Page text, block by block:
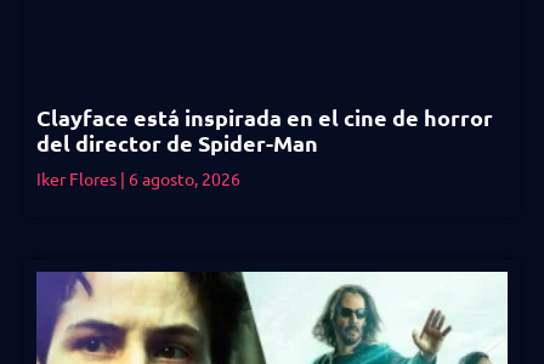
Clayface está inspirada en el cine de horror
del director de Spider-Man
Iker Flores 6 agosto, 2026